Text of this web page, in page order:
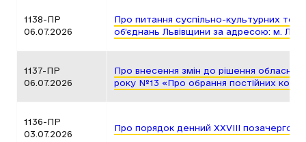
1138-ПР
06.07.2026
Про питання суспільно-культурних
об’єднань Львівщини за адресою: м.
1137-ПР
06.07.2026
Про внесення змін до рішення обласної
року №13 «Про обрання постійних
1136-ПР
03.07.2026
Про порядок денний ХХVІІІ